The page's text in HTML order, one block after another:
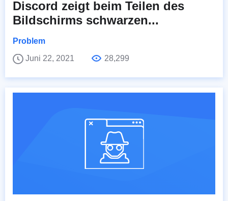
Discord zeigt beim Teilen des
Bildschirms schwarzen...
Problem
Juni 22, 2021
28,299